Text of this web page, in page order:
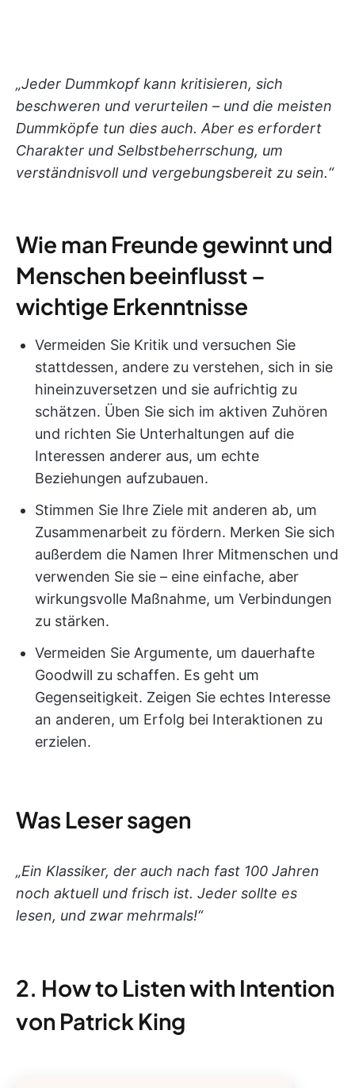
„Jeder Dummkopf kann kritisieren, sich
beschweren und verurteilen – und die meisten
Dummköpfe tun dies auch. Aber es erfordert
Charakter und Selbstbeherrschung, um
verständnisvoll und vergebungsbereit zu sein.“
Wie man Freunde gewinnt und
Menschen beeinflusst –
wichtige Erkenntnisse
Vermeiden Sie Kritik und versuchen Sie
stattdessen, andere zu verstehen, sich in sie
hineinzuversetzen und sie aufrichtig zu
schätzen. Üben Sie sich im aktiven Zuhören
und richten Sie Unterhaltungen auf die
Interessen anderer aus, um echte
Beziehungen aufzubauen.
Stimmen Sie Ihre Ziele mit anderen ab, um
Zusammenarbeit zu fördern. Merken Sie sich
außerdem die Namen Ihrer Mitmenschen und
verwenden Sie sie – eine einfache, aber
wirkungsvolle Maßnahme, um Verbindungen
zu stärken.
Vermeiden Sie Argumente, um dauerhafte
Goodwill zu schaffen. Es geht um
Gegenseitigkeit. Zeigen Sie echtes Interesse
an anderen, um Erfolg bei Interaktionen zu
erzielen.
Was Leser sagen
„Ein Klassiker, der auch nach fast 100 Jahren
noch aktuell und frisch ist. Jeder sollte es
lesen, und zwar mehrmals!“
2. How to Listen with Intention
von Patrick King